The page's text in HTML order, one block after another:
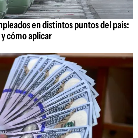
en distintos puntos del país:
cómo aplicar